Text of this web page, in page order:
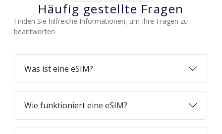
Häufig gestellte Fragen
Finden Sie hilfreiche Informationen, um Ihre Fragen zu
beantworten
Was ist eine eSIM?
Wie funktioniert eine eSIM?